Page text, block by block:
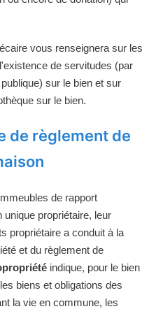
vous renseignera sur les
de servitudes (par
sur le bien et sur
sur le bien.
de règlement de
de rapport
unique propriétaire, leur
propriétaire a conduit à la
et du règlement de
indique, pour le bien
biens et obligations des
la vie en commune, les